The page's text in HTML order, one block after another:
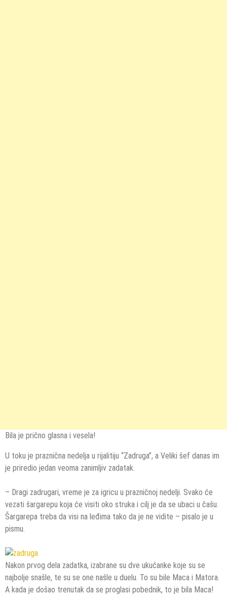
Bila je prično glasna i vesela!
U toku je praznična nedelja u rijalitiju “Zadruga”, a Veliki šef danas im
je priredio jedan veoma zanimljiv zadatak.
– Dragi zadrugari, vreme je za igricu u prazničnoj nedelji. Svako će
vezati šargarepu koja će visiti oko struka i cilj je da se ubaci u čašu.
Šargarepa treba da visi na leđima tako da je ne vidite – pisalo je u
pismu.
Nakon prvog dela zadatka, izabrane su dve ukućanke koje su se
najbolje snašle, te su se one našle u duelu. To su bile Maca i Matora.
A kada je došao trenutak da se proglasi pobednik, to je bila Maca!